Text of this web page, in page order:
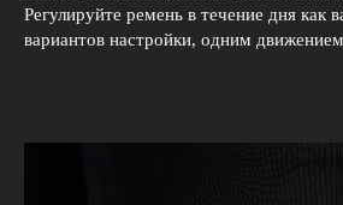
Регулируйте ремень в течение дня как
вариантов настройки, одним